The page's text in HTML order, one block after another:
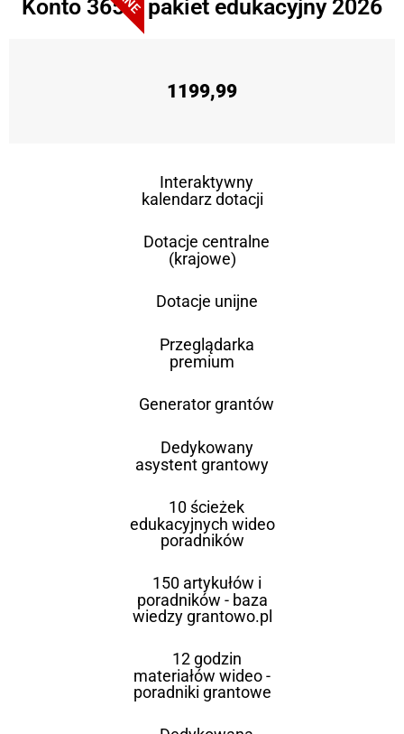
Konto 365 + pakiet edukacyjny 2026
1199,99
Interaktywny
kalendarz dotacji
Dotacje centralne
(krajowe)
Dotacje unijne
Przeglądarka
premium
Generator grantów
Dedykowany
asystent grantowy
10 ścieżek
edukacyjnych wideo
poradników
150 artykułów i
poradników - baza
wiedzy grantowo.pl
12 godzin
materiałów wideo -
poradniki grantowe